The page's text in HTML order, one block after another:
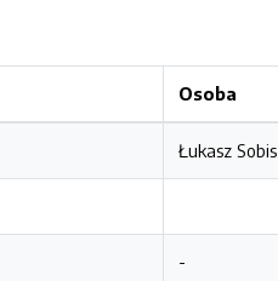
Osoba
Łukasz Sobis
-